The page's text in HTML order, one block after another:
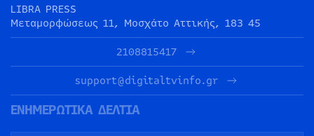
LIBRA PRESS
Μεταμορφώσεως 11, Μοσχάτο Αττικής, 183 45
2108815417
support@digitaltvinfo.gr
ΕΝΗΜΕΡΩΤΙΚΑ ΔΕΛΤΙΑ